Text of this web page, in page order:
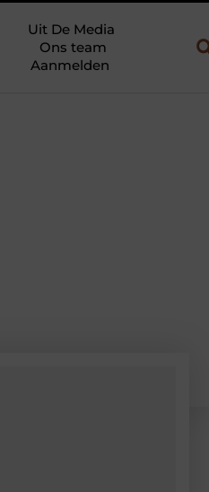
Uit De Media
Ons team
Aanmelden